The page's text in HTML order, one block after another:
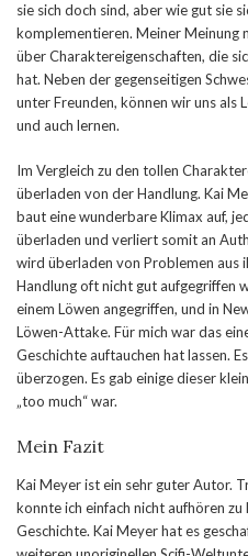
sie sich doch sind, aber wie gut sie
komplementieren. Meiner Meinung
über Charaktereigenschaften, die
hat. Neben der gegenseitigen
unter Freunden, können wir uns als
und auch lernen.
Im Vergleich zu den tollen
überladen von der Handlung. Kai
baut eine wunderbare Klimax auf,
überladen und verliert somit an
wird überladen von Problemen aus
Handlung oft nicht gut aufgegriffen
einem Löwen angegriffen, und in
Löwen-Attake. Für mich war das
Geschichte auftauchen hat lassen.
überzogen. Es gab einige dieser
„too much“ war.
Mein Fazit
Kai Meyer ist ein sehr guter Autor.
konnte ich einfach nicht aufhören zu
Geschichte. Kai Meyer hat es